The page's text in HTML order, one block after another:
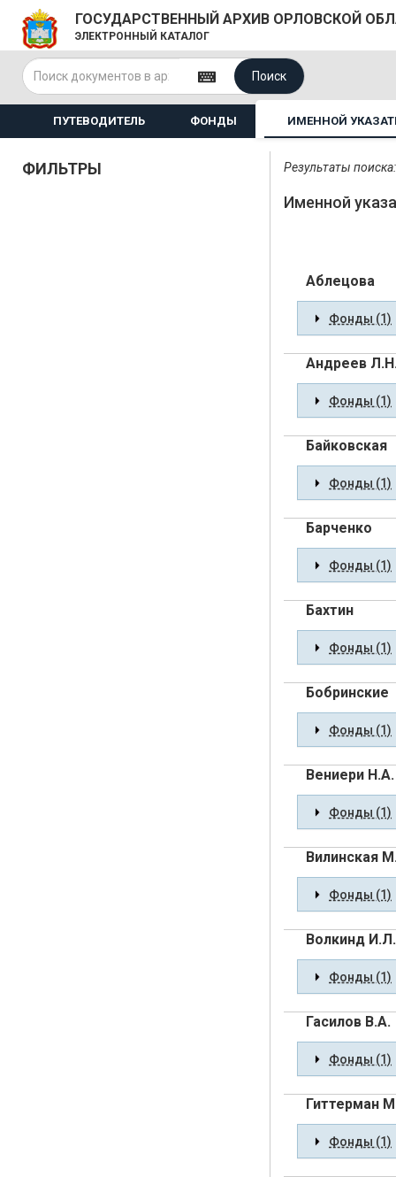
ГОСУДАРСТВЕННЫЙ АРХИВ ОРЛОВСКОЙ
ЭЛЕКТРОННЫЙ КАТАЛОГ
Поиск
ПУТЕВОДИТЕЛЬ ФОНДЫ ИМЕННОЙ
ФИЛЬТРЫ Результаты
Именной
Аблецова
Фонды (1)
Андреев
Фонды (1)
Байковская
Фонды (1)
Барченко
Фонды (1)
Бахтин
Фонды (1)
Бобринские
Фонды (1)
Вениери Н.А.
Фонды (1)
Вилинская
Фонды (1)
Волкинд И.Л.
Фонды (1)
Гасилов В.А.
Фонды (1)
Гиттерман
Фонды (1)